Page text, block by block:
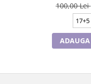
100,00 Lei